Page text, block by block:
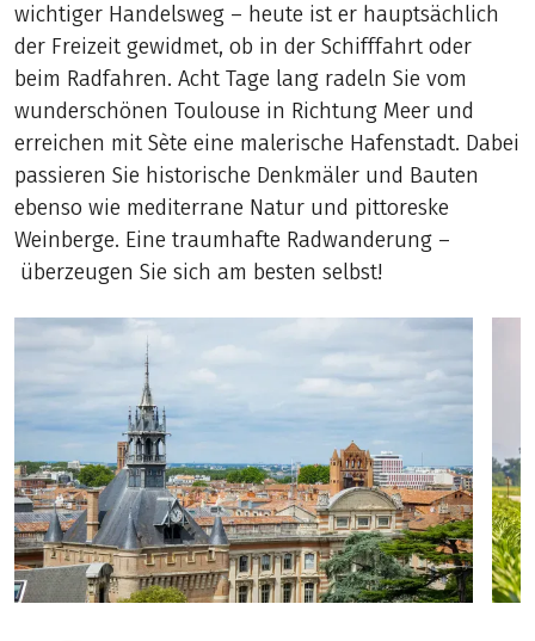
wichtiger Handelsweg – heute ist er hauptsächlich
der Freizeit gewidmet, ob in der Schifffahrt oder
beim Radfahren. Acht Tage lang radeln Sie vom
wunderschönen Toulouse in Richtung Meer und
erreichen mit Sète eine malerische Hafenstadt. Dabei
passieren Sie historische Denkmäler und Bauten
ebenso wie mediterrane Natur und pittoreske
Weinberge. Eine traumhafte Radwanderung –
überzeugen Sie sich am besten selbst!